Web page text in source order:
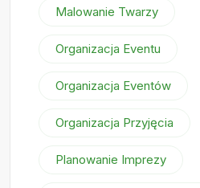
Malowanie Twarzy
Organizacja Eventu
Organizacja Eventów
Organizacja Przyjęcia
Planowanie Imprezy